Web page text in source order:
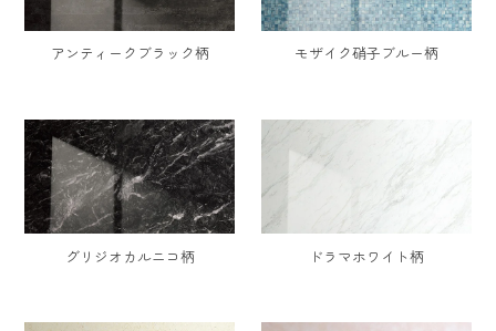
アンティークブラック柄 モザイク硝子ブルー柄
グリジオカルニコ柄 ドラマホワイト柄